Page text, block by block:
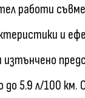
работи
и
изтънчено
5.9 л/100 км.